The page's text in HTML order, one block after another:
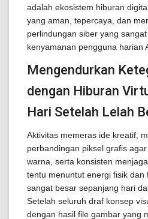
adalah ekosistem hiburan
yang aman, tepercaya, dan
perlindungan siber yang
kenyamanan pengguna harian
Mengendurkan
dengan Hiburan
Hari Setelah Lelah
Aktivitas memeras ide kreatif,
perbandingan piksel grafis
warna, serta konsisten
tentu menuntut energi fisik dan
sangat besar sepanjang hari
Setelah seluruh draf konsep
dengan hasil file gambar yang